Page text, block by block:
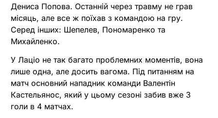
Дениса Попова. Останній через травму не грав
місяць, але все ж поїхав з командою на гру.
Серед інших: Шепелев, Пономаренко та
Михайленко.
У Лаціо не так багато проблемних моментів, вона
лише одна, але досить вагома. Під питанням на
матч основний нападник команди Валентін
Кастельянос, який у цьому сезоні забив вже 3
голи в 4 матчах.